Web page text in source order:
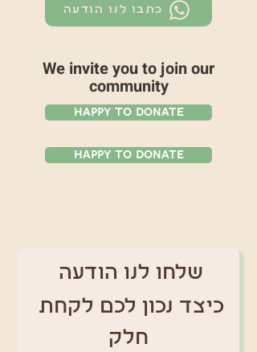
כתבו לנו הודעה
We invite you to join our
community
Happy To Donate
Happy To Donate
שלחו לנו הודעה
חלק